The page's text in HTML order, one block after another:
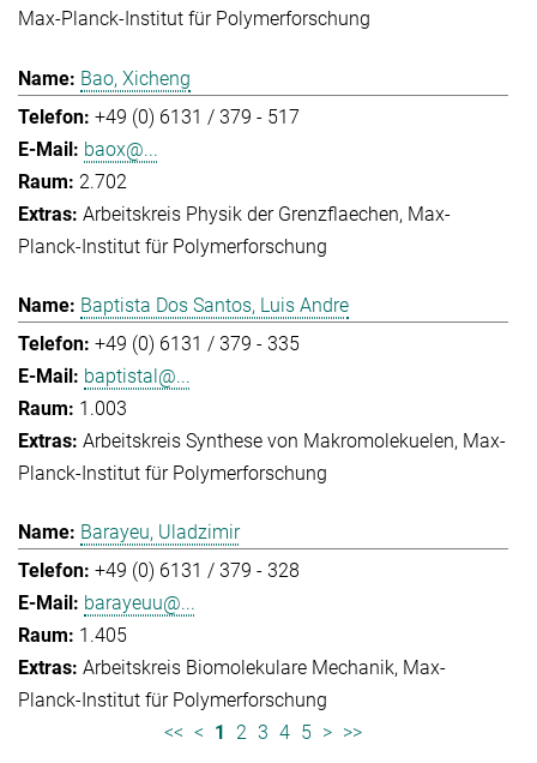
Max-Planck-Institut für Polymerforschung
Bao, Xicheng
+49 (0) 6131 / 379 - 517
baox@...
2.702
Arbeitskreis Physik der Grenzflaechen Max-
Planck-Institut für Polymerforschung
Baptista Dos Santos, Luis Andre
+49 (0) 6131 / 379 - 335
baptistal@...
1.003
Arbeitskreis Synthese von Makromolekuelen Max-
Planck-Institut für Polymerforschung
Barayeu, Uladzimir
+49 (0) 6131 / 379 - 328
barayeuu@...
1.405
Arbeitskreis Biomolekulare Mechanik Max-
Planck-Institut für Polymerforschung
<< < 1 2 3 4 5 > >>